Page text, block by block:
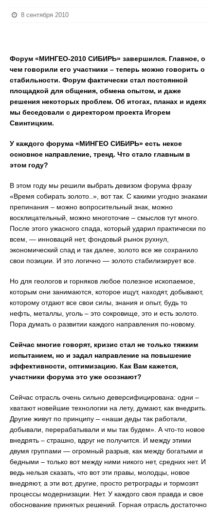
8 сентября 2010
Форум «МИНГЕО-2010 СИБИРЬ» завершился. Главное, о
чем говорили его участники – теперь можно говорить о
стабильности. Форум фактически стал постоянной
площадкой для общения, обмена опытом, и даже
решения некоторых проблем. Об итогах, планах и идеях
мы беседовали с директором проекта Игорем
Свинтицким.
У каждого форума «МИНГЕО СИБИРЬ» есть некое
основное направление, тренд. Что стало главным в
этом году?
В этом году мы решили выбрать девизом форума фразу
«Время собирать золото..», вот так. С какими угодно знаками
препинания – можно вопросительный знак, можно
восклицательный, можно многоточие – смыслов тут много.
После этого ужасного спада, который ударил практически по
всем, — инноваций нет, фондовый рынок рухнул,
экономический спад и так далее, золото все же сохранило
свои позиции. И это логично — золото стабилизирует все.
Но для геологов и горняков любое полезное ископаемое,
которым они занимаются, которое ищут, находят, добывают,
которому отдают все свои силы, знания и опыт, будь то
нефть, металлы, уголь – это сокровище, это и есть золото.
Пора думать о развитии каждого направления по-новому.
Сейчас многие говорят, кризис стал не только тяжким
испытанием, но и задал направление на повышение
эффективности, оптимизацию. Как Вам кажется,
участники форума это уже осознают?
Сейчас отрасль очень сильно деверсифицирована: одни –
хватают новейшие технологии на лету, думают, как внедрить.
Другие живут по принципу – «наши деды так работали,
добывали, перерабатывали и мы так будем». А что-то новое
внедрять – страшно, вдруг не получится. И между этими
двумя группами — огромный разрыв, как между богатыми и
бедными – только вот между ними никого нет, средних нет. И
ведь нельзя сказать, что вот эти правы, молодцы, новое
внедряют, а эти вот, другие, просто ретрограды и тормозят
процессы модернизации. Нет. У каждого своя правда и свое
обоснование принятых решений. Горная отрасль достаточно